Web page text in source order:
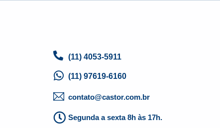
(11) 4053-5911
(11) 97619-6160
contato@castor.com.br
Segunda a sexta 8h às 17h.